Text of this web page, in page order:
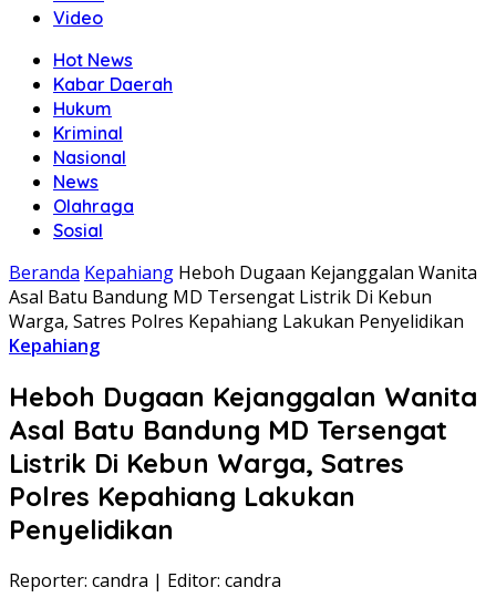
Video
Hot News
Kabar Daerah
Hukum
Kriminal
Nasional
News
Olahraga
Sosial
Beranda Kepahiang Heboh Dugaan Kejanggalan Wanita
Asal Batu Bandung MD Tersengat Listrik Di Kebun
Warga, Satres Polres Kepahiang Lakukan Penyelidikan
Kepahiang
Heboh Dugaan Kejanggalan Wanita
Asal Batu Bandung MD Tersengat
Listrik Di Kebun Warga, Satres
Polres Kepahiang Lakukan
Penyelidikan
Reporter: candra | Editor: candra